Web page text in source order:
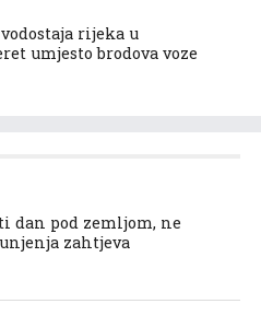
rijeka u
umjesto brodova voze
dan pod zemljom, ne
zahtjeva